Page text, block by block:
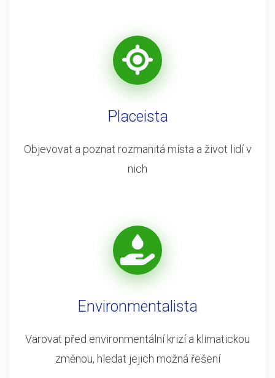
Placeista
Objevovat a poznat rozmanitá místa a život lidí v
nich
Environmentalista
Varovat před environmentální krizí a klimatickou
změnou, hledat jejich možná řešení